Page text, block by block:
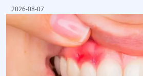
2026-08-07